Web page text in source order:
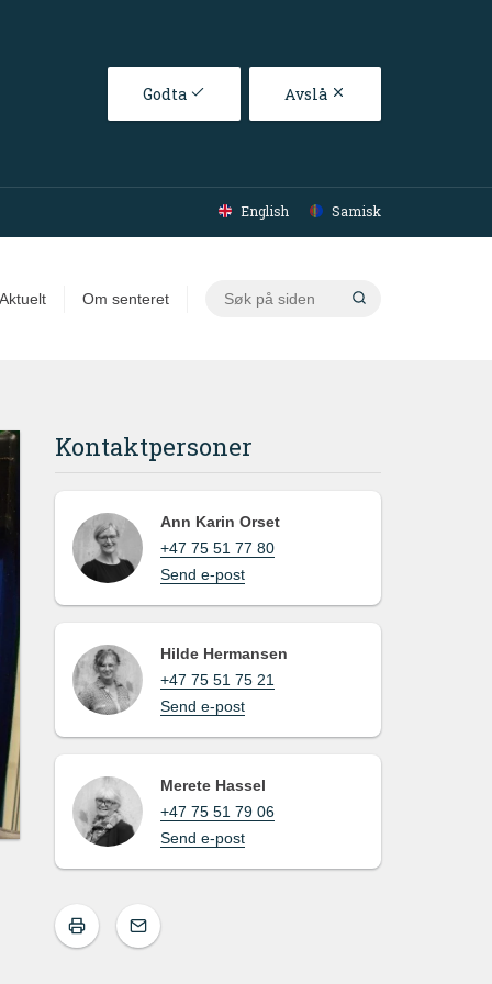
Godta Avslå
English Samisk
Aktuelt Om senteret
Søk
Kontaktpersoner
Ann Karin Orset
+47 75 51 77 80
Send e-post
Hilde Hermansen
+47 75 51 75 21
Send e-post
Merete Hassel
+47 75 51 79 06
Send e-post